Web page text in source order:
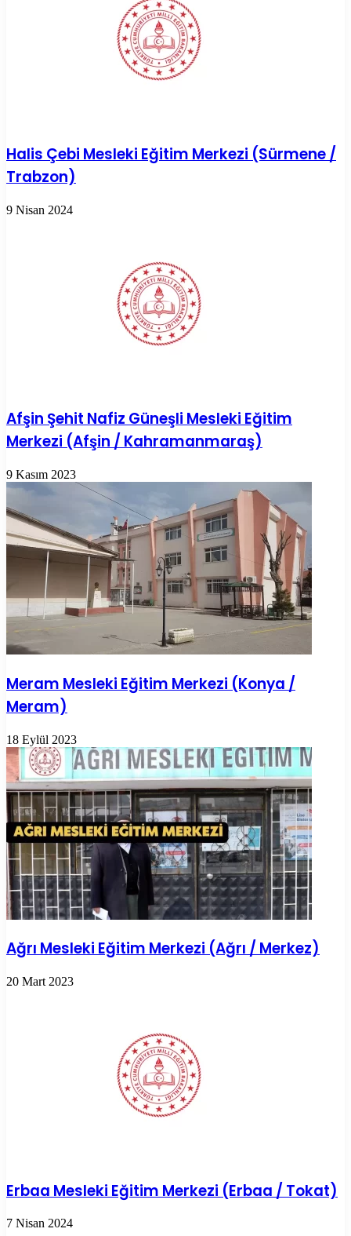
Halis Çebi Mesleki Eğitim Merkezi (Sürmene /
Trabzon)
9 Nisan 2024
Afşin Şehit Nafiz Güneşli Mesleki Eğitim
Merkezi (Afşin / Kahramanmaraş)
9 Kasım 2023
Meram Mesleki Eğitim Merkezi (Konya /
Meram)
18 Eylül 2023
Ağrı Mesleki Eğitim Merkezi (Ağrı / Merkez)
20 Mart 2023
Erbaa Mesleki Eğitim Merkezi (Erbaa / Tokat)
7 Nisan 2024